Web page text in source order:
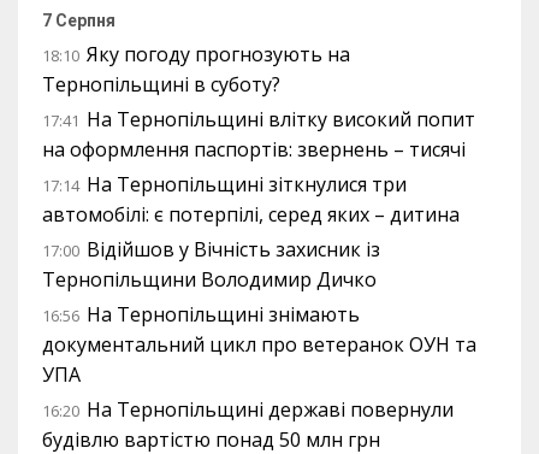
7 Серпня
18:10 Яку погоду прогнозують на
Тернопільщині в суботу?
17:41 На Тернопільщині влітку високий попит
на оформлення паспортів: звернень – тисячі
17:14 На Тернопільщині зіткнулися три
автомобілі: є потерпілі, серед яких – дитина
17:00 Відійшов у Вічність захисник із
Тернопільщини Володимир Дичко
16:56 На Тернопільщині знімають
документальний цикл про ветеранок ОУН та
УПА
16:20 На Тернопільщині державі повернули
будівлю вартістю понад 50 млн грн